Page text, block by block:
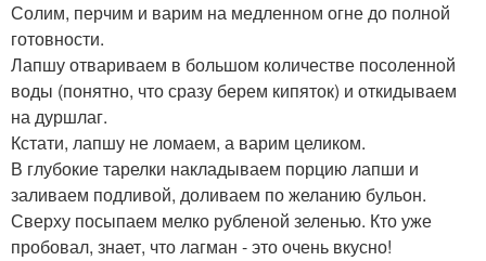
Солим, перчим и варим на медленном огне до полной
готовности.
Лапшу отвариваем в большом количестве посоленной
воды (понятно, что сразу берем кипяток) и откидываем
на дуршлаг.
Кстати, лапшу не ломаем, а варим целиком.
В глубокие тарелки накладываем порцию лапши и
заливаем подливой, доливаем по желанию бульон.
Сверху посыпаем мелко рубленой зеленью. Кто уже
пробовал, знает, что лагман - это очень вкусно!